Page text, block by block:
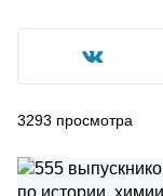
3293 просмотра